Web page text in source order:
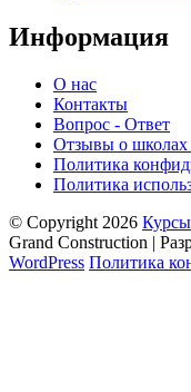
Информация
О нас
Контакты
Вопрос - Ответ
Отзывы о школах
Политика
Политика
© Copyright 2026
Grand Construction |
WordPress Политика